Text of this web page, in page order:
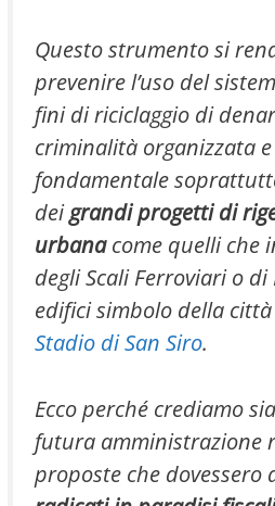
Questo strumento si
prevenire l’uso del
fini di riciclaggio di
criminalità organizzata
fondamentale
deigrandi progetti di
urbanacome quelli che
degli Scali Ferroviari o
edifici simbolo della
Stadio di San Siro.
Ecco perché crediamo
futura amministrazione
proposte che dovessero